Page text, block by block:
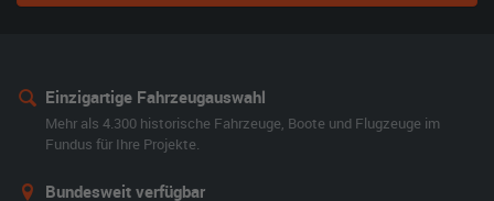
Einzigartige Fahrzeugauswahl
Mehr als 4.300 historische Fahrzeuge, Boote und Flugzeuge im
Fundus für Ihre Projekte.
Bundesweit verfügbar